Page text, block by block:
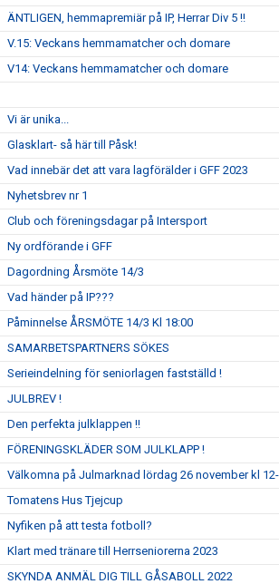
ÄNTLIGEN, hemmapremiär på IP, Herrar Div 5 !!
V.15: Veckans hemmamatcher och domare
V14: Veckans hemmamatcher och domare
Vi är unika...
Glasklart- så här till Påsk!
Vad innebär det att vara lagförälder i GFF 2023
Nyhetsbrev nr 1
Club och föreningsdagar på Intersport
Ny ordförande i GFF
Dagordning Årsmöte 14/3
Vad händer på IP???
Påminnelse ÅRSMÖTE 14/3 Kl 18:00
SAMARBETSPARTNERS SÖKES
Serieindelning för seniorlagen fastställd !
JULBREV !
Den perfekta julklappen !!
FÖRENINGSKLÄDER SOM JULKLAPP !
Välkomna på Julmarknad lördag 26 november kl
Tomatens Hus Tjejcup
Nyfiken på att testa fotboll?
Klart med tränare till Herrseniorerna 2023
SKYNDA ANMÄL DIG TILL GÅSABOLL 2022